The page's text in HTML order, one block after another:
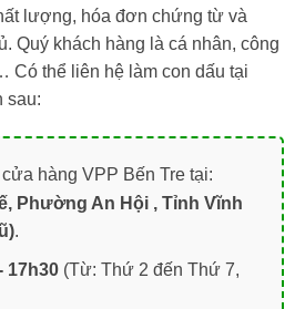
lượng, hóa đơn chứng từ và
Quý khách hàng là cá nhân, công
Có thể liên hệ làm con dấu tại
sau:
hàng VPP Bến Tre tại:
Phường An Hội , Tỉnh Vĩnh
.
17h30 (Từ: Thứ 2 đến Thứ 7,